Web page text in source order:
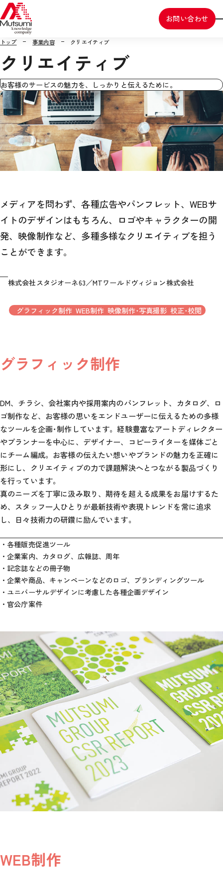
お問い合わせ
トップ 事業内容 クリエイティブ
クリエイティブ
お客様のサービスの魅力を、しっかりと伝えるために。
メディアを問わず、各種広告やパンフレット、WEBサ
イトのデザインはもちろん、
ロゴやキャラクターの開
発、映像制作など、多種多様なクリエイティブを担う
ことができます。
株式会社スタジオーネ63／MTワールドヴィジョン株式会社
グラフィック制作 WEB制作 映像制作･写真撮影 校正･校閲
グラフィック制作
DM、チラシ、会社案内や採用案内のパンフレット、カタログ、ロ
ゴ制作など、お客様の思いをエンドユーザーに伝えるための多様
なツールを企画･制作しています。経験豊富なアートディレクター
やプランナーを中心に、デザイナー、コピーライターを媒体ごと
にチーム編成。お客様の伝えたい想いやブランドの魅力を正確に
形にし、クリエイティブの力で課題解決へとつながる製品づくり
を行っています。
真のニーズを丁寧に汲み取り、期待を超える成果をお届けするた
め、スタッフ一人ひとりが最新技術や表現トレンドを常に追求
し、日々技術力の研鑽に励んでいます。
各種販売促進ツール
企業案内、カタログ、広報誌、周年
記念誌などの冊子物
企業や商品、キャンペーンなどのロゴ、ブランディングツール
ユニバーサルデザインに考慮した各種企画デザイン
官公庁案件
WEB制作